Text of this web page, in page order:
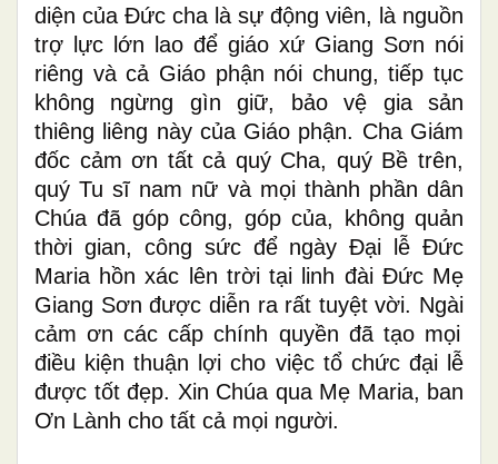
diện của Đức cha là sự động viên, là nguồn
trợ lực lớn lao để giáo xứ Giang Sơn nói
riêng và cả Giáo phận nói chung, tiếp tục
không ngừng gìn giữ, bảo vệ gia sản
thiêng liêng này của Giáo phận. Cha Giám
đốc cảm ơn tất cả quý Cha, quý Bề trên,
quý Tu sĩ nam nữ và mọi thành phần dân
Chúa đã góp công, góp của, không quản
thời gian, công sức để ngàyĐại lễ Đức
Maria hồn xác lên trời tại linh đài Đức Mẹ
Giang Sơn được diễn ra rất tuyệt vời. Ngài
cảm ơn các cấp chính quyền đã tạo mọi
điều kiện thuận lợi cho việc tổ chức đại lễ
được tốt đẹp. Xin Chúa qua Mẹ Maria, ban
Ơn Lành cho tất cả mọi người.